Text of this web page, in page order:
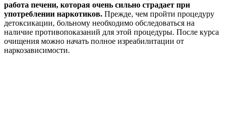
работа печени, которая очень сильно страдает при
употреблении наркотиков. Прежде, чем пройти процедуру
детоксикации, больному необходимо обследоваться на
наличие противопоказаний для этой процедуры. После курса
очищения можно начать полное изреабилитации от
наркозависимости.